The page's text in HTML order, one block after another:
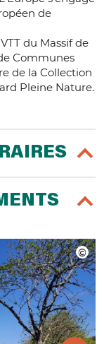
de
du Massif de
Communes
de la Collection
Pleine Nature.